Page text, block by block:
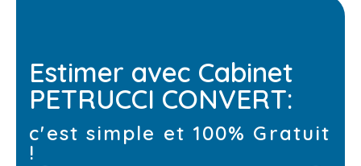
Estimer avec Cabinet
PETRUCCI CONVERT:
c'est simple et 100% Gratuit
!